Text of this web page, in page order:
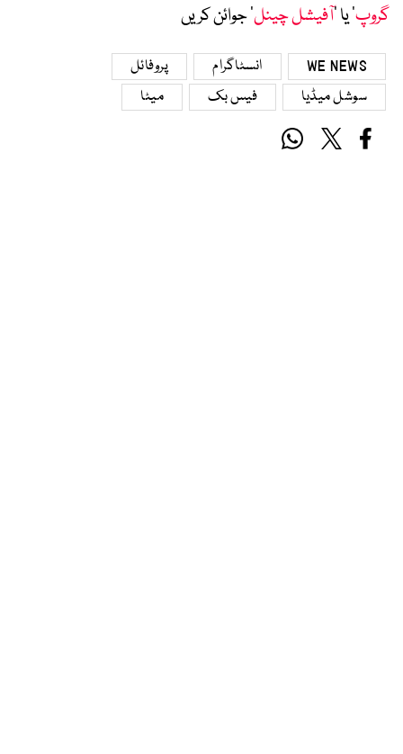
گروپ‘ یا ’آفیشل چینل‘ جوائن کریں
WE NEWS انسٹاگرام
پروفائل
سوشل میڈیا
فیس بک میٹا